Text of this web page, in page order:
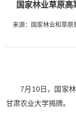
国家林业草原
来源：国家林业和草原
7月10日，国家
甘肃农业大学揭牌。